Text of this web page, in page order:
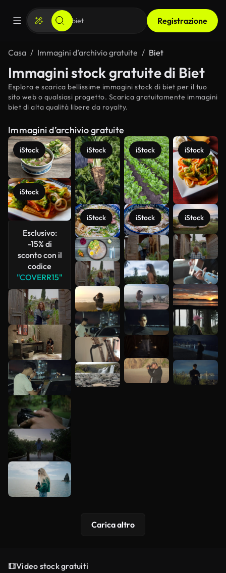
Registrazione
Casa Immagini d’archivio gratuite Biet
Immagini stock gratuite di Biet
Esplora e scarica bellissime immagini stock di biet per il tuo
sito web o qualsiasi progetto. Scarica gratuitamente immagini
biet di alta qualità libere da royalty.
Immagini d’archivio gratuite
iStock
iStock
Esclusivo:
-15% di
sconto con il
codice
"COVERR15"
iStock
iStock
iStock
iStock
iStock
iStock
Scopri di
più
Carica altro
Video stock gratuiti